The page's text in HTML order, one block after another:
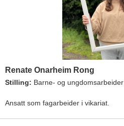
Renate Onarheim Rong
Stilling: Barne- og ungdomsarbeider
Ansatt som fagarbeider i vikariat.